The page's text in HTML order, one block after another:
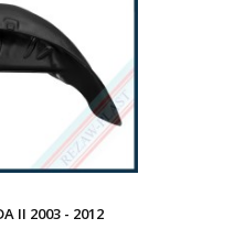
II 2003 - 2012